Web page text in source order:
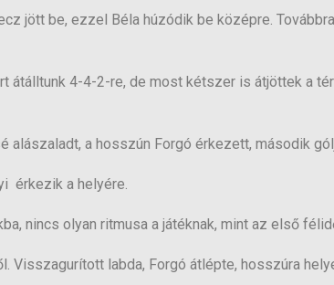
jött be, ezzel Béla húzódik be középre.
átálltunk 4-4-2-re, de most kétszer is átjöttek a
alászaladt, a hosszún Forgó érkezett, második
érkezik a helyére.
nincs olyan ritmusa a játéknak, mint az első
Visszagurított labda, Forgó átlépte, hosszúra